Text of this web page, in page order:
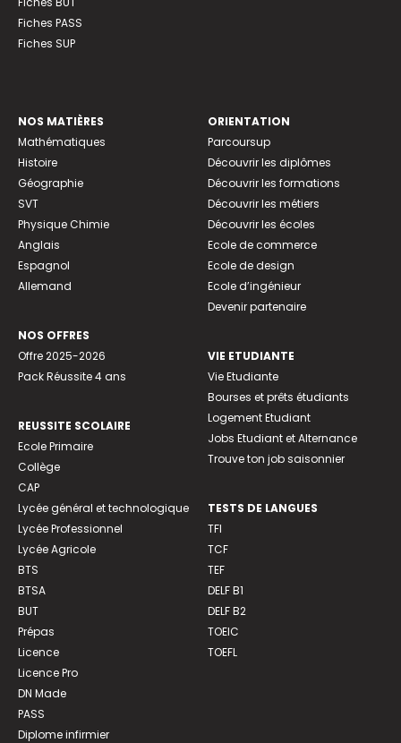
Fiches PASS
Fiches SUP
NOS MATIÈRES
Mathématiques
Histoire
Géographie
SVT
Physique Chimie
Anglais
Espagnol
Allemand
NOS OFFRES
Offre 2025-2026
Pack Réussite 4 ans
REUSSITE SCOLAIRE
Ecole Primaire
Collège
CAP
Lycée général et technologique
Lycée Professionnel
Lycée Agricole
BTS
BTSA
BUT
Prépas
Licence
Licence Pro
DN Made
PASS
Diplome infirmier
ORIENTATION
Parcoursup
Découvrir les diplômes
Découvrir les formations
Découvrir les métiers
Découvrir les écoles
Ecole de commerce
Ecole de design
Ecole d’ingénieur
Devenir partenaire
VIE ETUDIANTE
Vie Etudiante
Bourses et prêts étudiants
Logement Etudiant
Jobs Etudiant et Alternance
Trouve ton job saisonnier
TESTS DE LANGUES
TFI
TCF
TEF
DELF B1
DELF B2
TOEIC
TOEFL